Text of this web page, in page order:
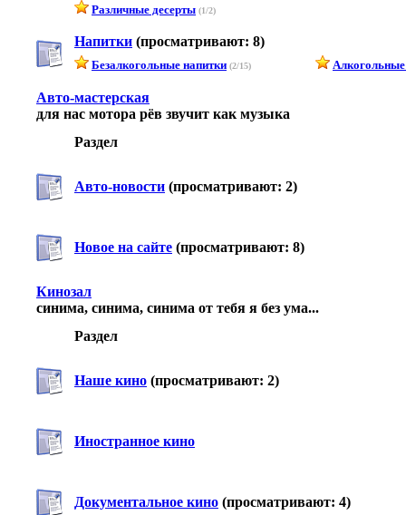
Различные десерты (1/2)
Напитки (просматривают: 8)
Безалкогольные напитки (2/15)
Авто-мастерская
для нас мотора рёв звучит как музыка
Раздел
Авто-новости (просматривают: 2)
Новое на сайте (просматривают: 8)
Кинозал
синима, синима, синима от тебя я без ума...
Раздел
Наше кино (просматривают: 2)
Иностранное кино
Документальное кино (просматривают: 4)